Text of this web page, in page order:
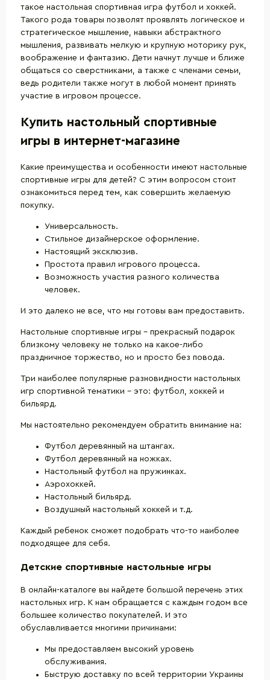
такое настольная спортивная игра футбол и хоккей.
Такого рода товары позволят проявлять логическое и
стратегическое мышление, навыки абстрактного
мышления, развивать мелкую и крупную моторику рук,
воображение и фантазию. Дети начнут лучше и ближе
общаться со сверстниками, а также с членами семьи,
ведь родители также могут в любой момент принять
участие в игровом процессе.
Купить настольный спортивные
игры в интернет-магазине
Какие преимущества и особенности имеют настольные
спортивные игры для детей? С этим вопросом стоит
ознакомиться перед тем, как совершить желаемую
покупку.
Универсальность.
Стильное дизайнерское оформление.
Настоящий эксклюзив.
Простота правил игрового процесса.
Возможность участия разного количества
человек.
И это далеко не все, что мы готовы вам предоставить.
Настольные спортивные игры - прекрасный подарок
близкому человеку не только на какое-либо
праздничное торжество, но и просто без повода.
Три наиболее популярные разновидности настольных
игр спортивной тематики – это: футбол, хоккей и
бильярд.
Мы настоятельно рекомендуем обратить внимание на:
Футбол деревянный на штангах.
Футбол деревянный на ножках.
Настольный футбол на пружинках.
Аэрохоккей.
Настольный бильярд.
Воздушный настольный хоккей и т.д.
Каждый ребенок сможет подобрать что-то наиболее
подходящее для себя.
Детские спортивные настольные игры
В онлайн-каталоге вы найдете большой перечень этих
настольных игр. К нам обращается с каждым годом все
большее количество покупателей. И это
обуславливается многими причинами:
Мы предоставляем высокий уровень
обслуживания.
Быструю доставку по всей территории Украины